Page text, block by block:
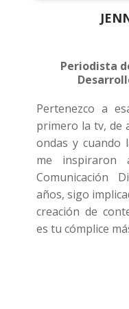
Periodista
Pertenezco a
primero la tv, de
ondas y cuando
me inspiraron
Comunicación
años, sigo
creación de
es tu cómplice